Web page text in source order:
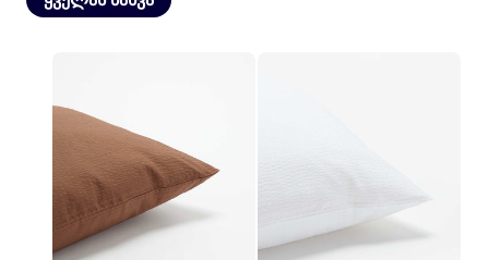
ანგარიში
შესვლა